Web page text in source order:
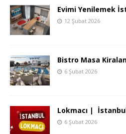
Evimi Yenilemek
12 Şubat 2026
Bistro Masa
6 Şubat 2026
Lokmacı |
6 Şubat 2026